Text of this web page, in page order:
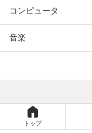
コンピュータ
音楽
トップ